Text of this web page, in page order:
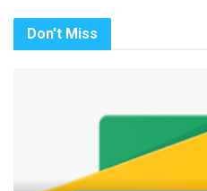
Don't Miss